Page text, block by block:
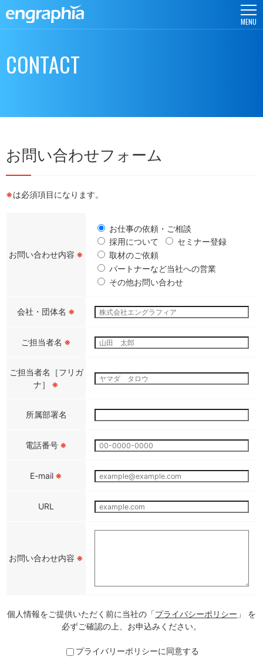
MENU
CONTACT
お問い合わせフォーム
※は必須項目になります。
お問い合わせ内容 ※
お仕事の依頼・ご相談
採用について
セミナー登録
取材のご依頼
パートナーなど当社への営業
その他お問い合わせ
会社・団体名 ※
ご担当者名 ※
ご担当者名［フリガ
ナ］
※
所属部署名
電話番号 ※
E-mail ※
URL
お問い合わせ内容 ※
個人情報をご提供いただく前に当社の「プライバシーポリシー 」 を
必ずご確認の上、お申込みください。
プライバリーポリシーに同意する